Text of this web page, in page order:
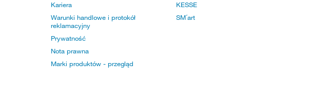
Kariera
Warunki handlowe i protokół
reklamacyjny
Prywatność
Nota prawna
Marki produktów - przegląd
KESSE
SM´art